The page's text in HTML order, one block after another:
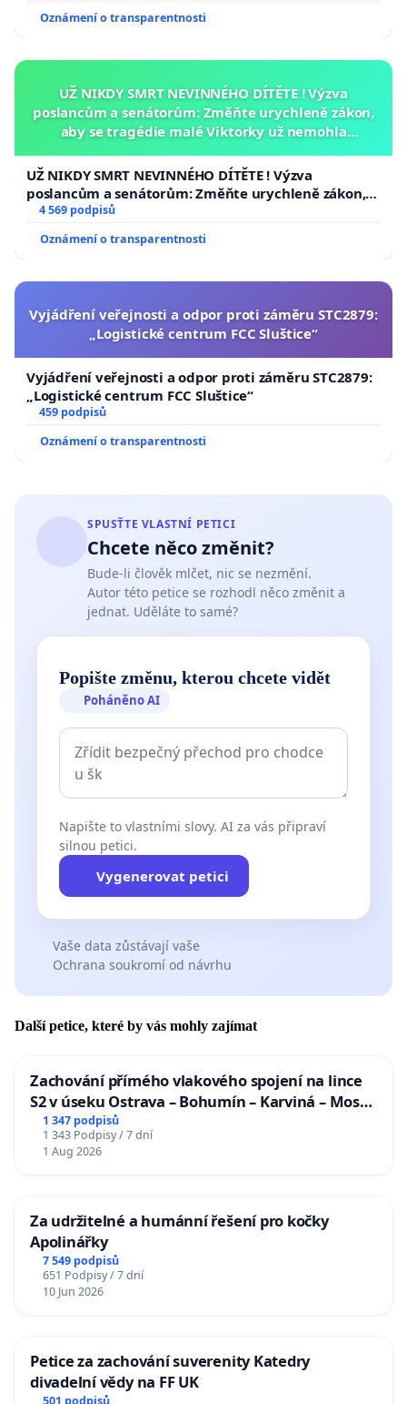
Oznámení o transparentnosti
UŽ NIKDY SMRT NEVINNÉHO DÍTĚTE ! Výzva
poslancům a senátorům: Změňte urychleně zákon,
aby se tragédie malé Viktorky už nemohla
UŽ NIKDY SMRT NEVINNÉHO DÍTĚTE ! Výzva
poslancům a senátorům: Změňte urychleně zákon,
aby se tragédie malé Viktorky už nemohla opakovat!
4 569 podpisů
Oznámení o transparentnosti
Vyjádření veřejnosti a odpor proti záměru STC2879:
„Logistické centrum FCC Sluštice“
Vyjádření veřejnosti a odpor proti záměru STC2879:
„Logistické centrum FCC Sluštice“
459 podpisů
Oznámení o transparentnosti
SPUSŤTE VLASTNÍ PETICI
Chcete něco změnit?
Bude-li člověk mlčet, nic se nezmění.
Autor této petice se rozhodl něco změnit a
jednat. Uděláte to samé?
Popište změnu, kterou chcete vidět
Poháněno AI
Napište to vlastními slovy. AI za vás připraví
silnou petici.
Vygenerovat petici
Vaše data zůstávají vaše
Ochrana soukromí od návrhu
Další petice, které by vás mohly zajímat
Zachování přímého vlakového spojení na lince
S2 v úseku Ostrava – Bohumín – Karviná – Mosty
u Jablunkova
1 347 podpisů
1 343 Podpisy / 7 dní
1 Aug 2026
Za udržitelné a humánní řešení pro kočky
Apolinářky
7 549 podpisů
651 Podpisy / 7 dní
10 Jun 2026
Petice za zachování suverenity Katedry
divadelní vědy na FF UK
501 podpisů